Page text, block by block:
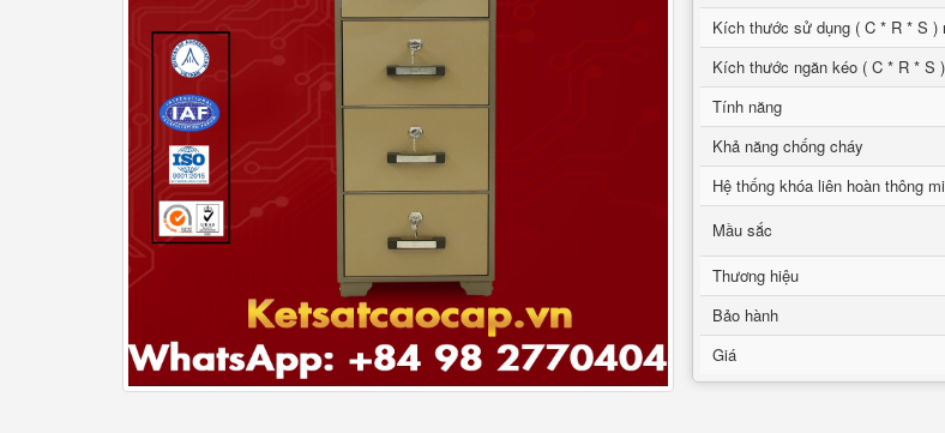
Kích thước sử dụng ( C * R * S )
Kích thước ngăn kéo ( C * R * S
Tính năng
Khả năng chống cháy
Hệ thống khóa liên hoàn thông
Mầu sắc
Thương hiệu
Bảo hành
Giá